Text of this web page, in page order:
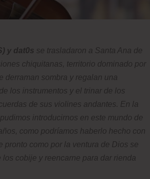
y dat0s se trasladaron a Santa Ana de
chiquitanas, territorio dominado por
derraman sombra y regalan una
los instrumentos y el trinar de los
de sus violines andantes. En la
introducirnos en este mundo de
como podríamos haberlo hecho con
pronto como por la ventura de Dios se
cobije y reencarne para dar rienda